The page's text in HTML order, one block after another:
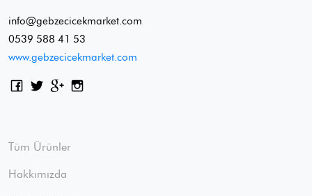
info@gebzecicekmarket.com
0539 588 41 53
www.gebzecicekmarket.com
Tüm Ürünler
Hakkımızda